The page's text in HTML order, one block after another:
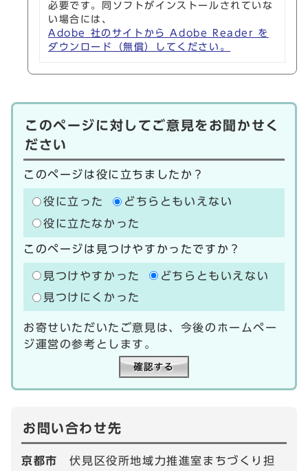
必要です。同ソフトがインストールされていな
い場合には、
Adobe 社のサイトから Adobe Reader を
ダウンロード（無償）してください。
このページに対してご意見をお聞かせく
ださい
このページは役に立ちましたか？
役に立った
どちらともいえない
役に立たなかった
このページは見つけやすかったですか？
見つけやすかった
どちらともいえない
見つけにくかった
お寄せいただいたご意見は、今後のホームペー
ジ運営の参考とします。
お問い合わせ先
京都市伏見区役所地域力推進室まちづくり担